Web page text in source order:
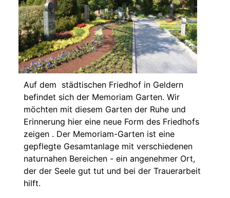
Auf dem städtischen Friedhof in Geldern
befindet sich der Memoriam Garten. Wir
möchten mit diesem Garten der Ruhe und
Erinnerung hier eine neue Form des Friedhofs
zeigen . Der Memoriam-Garten ist eine
gepflegte Gesamtanlage mit verschiedenen
naturnahen Bereichen - ein angenehmer Ort,
der der Seele gut tut und bei der Trauerarbeit
hilft.